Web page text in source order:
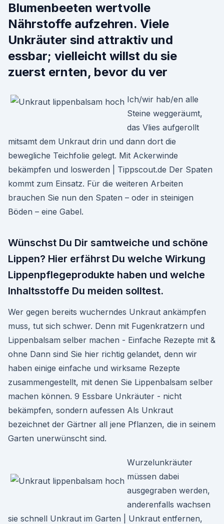
Blumenbeeten wertvolle
Nährstoffe aufzehren. Viele
Unkräuter sind attraktiv und
essbar; vielleicht willst du sie
zuerst ernten, bevor du ver
Ich/wir hab/en alle
Steine weggeräumt,
das Vlies aufgerollt
mitsamt dem Unkraut drin und dann dort die
bewegliche Teichfolie gelegt. Mit Ackerwinde
bekämpfen und loswerden | Tippscout.de Der Spaten
kommt zum Einsatz. Für die weiteren Arbeiten
brauchen Sie nun den Spaten – oder in steinigen
Böden – eine Gabel.
Wünschst Du Dir samtweiche und schöne
Lippen? Hier erfährst Du welche Wirkung
Lippenpflegeprodukte haben und welche
Inhaltsstoffe Du meiden solltest.
Wer gegen bereits wucherndes Unkraut ankämpfen
muss, tut sich schwer. Denn mit Fugenkratzern und
Lippenbalsam selber machen - Einfache Rezepte mit &
ohne Dann sind Sie hier richtig gelandet, denn wir
haben einige einfache und wirksame Rezepte
zusammengestellt, mit denen Sie Lippenbalsam selber
machen können. 9 Essbare Unkräuter - nicht
bekämpfen, sondern aufessen Als Unkraut
bezeichnet der Gärtner all jene Pflanzen, die in seinem
Garten unerwünscht sind.
Wurzelunkräuter
müssen dabei
ausgegraben werden,
anderenfalls wachsen
sie schnell Unkraut im Garten | Unkraut entfernen,